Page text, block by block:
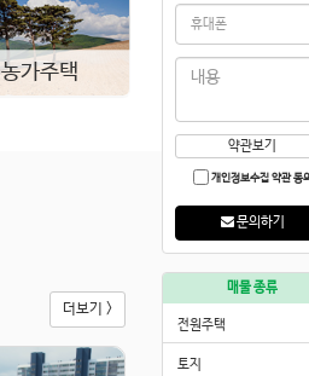
농가주택
더보기 >
약관보기
개인정보수집 약관 동
문의하기
매물 종류
전원주택
토지